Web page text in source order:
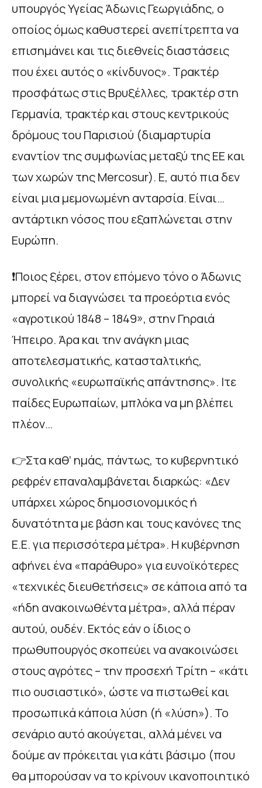
υπουργός Υγείας Άδωνις Γεωργιάδης, ο
οποίος όμως καθυστερεί ανεπίτρεπτα να
επισημάνει και τις διεθνείς διαστάσεις
που έχει αυτός ο «κίνδυνος». Τρακτέρ
προσφάτως στις Βρυξέλλες, τρακτέρ στη
Γερμανία, τρακτέρ και στους κεντρικούς
δρόμους του Παρισιού (διαμαρτυρία
εναντίον της συμφωνίας μεταξύ της ΕΕ και
των χωρών της Mercosur). Ε, αυτό πια δεν
είναι μια μεμονωμένη ανταρσία. Είναι…
αντάρτικη νόσος που εξαπλώνεται στην
Ευρώπη.
❗Ποιος ξέρει, στον επόμενο τόνο ο Άδωνις
μπορεί να διαγνώσει τα προεόρτια ενός
«αγροτικού 1848 – 1849», στην Γηραιά
Ήπειρο. Άρα και την ανάγκη μιας
αποτελεσματικής, κατασταλτικής,
συνολικής «ευρωπαϊκής απάντησης». Ιτε
παίδες Ευρωπαίων, μπλόκα να μη βλέπει
πλέον…
👉Στα καθ’ ημάς, πάντως, το κυβερνητικό
ρεφρέν επαναλαμβάνεται διαρκώς: «Δεν
υπάρχει χώρος δημοσιονομικός ή
δυνατότητα με βάση και τους κανόνες της
Ε.Ε. για περισσότερα μέτρα». Η κυβέρνηση
αφήνει ένα «παράθυρο» για ευνοϊκότερες
«τεχνικές διευθετήσεις» σε κάποια από τα
«ήδη ανακοινωθέντα μέτρα», αλλά πέραν
αυτού, ουδέν. Εκτός εάν ο ίδιος ο
πρωθυπουργός σκοπεύει να ανακοινώσει
στους αγρότες – την προσεχή Τρίτη – «κάτι
πιο ουσιαστικό», ώστε να πιστωθεί και
προσωπικά κάποια λύση (ή «λύση»). Το
σενάριο αυτό ακούγεται, αλλά μένει να
δούμε αν πρόκειται για κάτι βάσιμο (που
θα μπορούσαν να το κρίνουν ικανοποιητικό